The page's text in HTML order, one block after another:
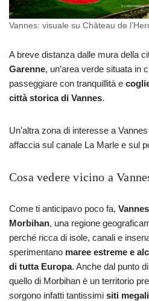
Vannes: visuale su Château de
A breve distanza dalle mura della
Garenne, un’area verde situata in
passeggiare con tranquillità e
città storica di Vannes.
Un’altra zona di interesse a
affaccia sul canale La Marle e sul
Cosa vedere vicino a
Come ti anticipavo poco fa,
Morbihan, una regione
perché ricca di isole, canali e
sperimentano maree estreme e
di tutta Europa. Anche dal punto
quello di Morbihan è un territorio
sorgono infatti tantissimi siti